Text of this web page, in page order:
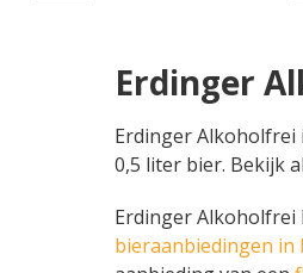
Erdinger
Erdinger Alkoholfrei
0,5 liter bier. Bekijk
Erdinger Alkoholfrei
bieraanbiedingen in